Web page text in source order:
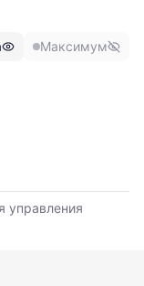
Максимум
управления